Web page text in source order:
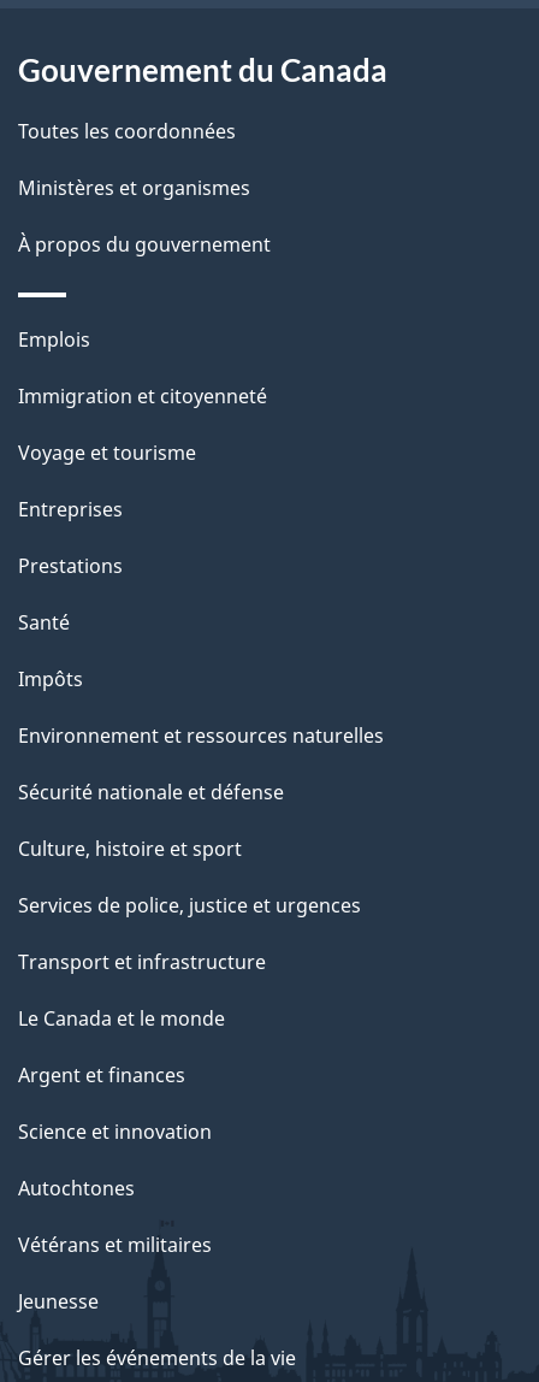
e
l
a
p
a
g
e
Gouvernement du Canada
Toutes les coordonnées
Ministères et organismes
À propos du gouvernement
Thèmes
sujets
Emplois
Immigration et citoyenneté
Voyage et tourisme
Entreprises
Prestations
Santé
Impôts
Environnement et ressources naturelles
Sécurité nationale et défense
Culture, histoire et sport
Services de police, justice et urgences
Transport et infrastructure
Le Canada et le monde
Argent et finances
Science et innovation
Autochtones
Vétérans et militaires
Jeunesse
Gérer les événements de la vie